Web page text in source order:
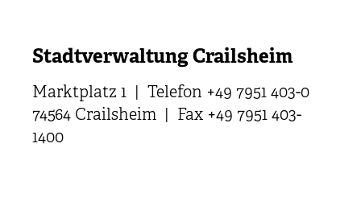
Stadtverwaltung Crailsheim
Marktplatz 1 | Telefon +49 7951 403-0
74564 Crailsheim | Fax +49 7951 403-
1400